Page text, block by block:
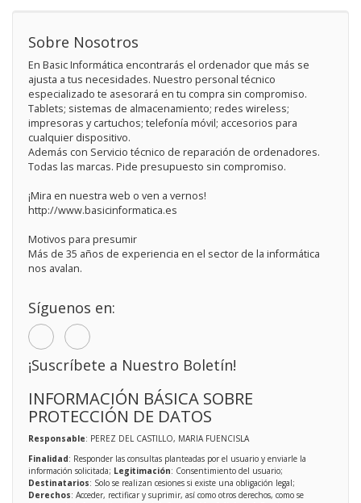
Sobre Nosotros
En Basic Informática encontrarás el ordenador que más se
ajusta a tus necesidades. Nuestro personal técnico
especializado te asesorará en tu compra sin compromiso.
Tablets; sistemas de almacenamiento; redes wireless;
impresoras y cartuchos; telefonía móvil; accesorios para
cualquier dispositivo.
Además con Servicio técnico de reparación de ordenadores.
Todas las marcas. Pide presupuesto sin compromiso.
¡Mira en nuestra web o ven a vernos!
http://www.basicinformatica.es
Motivos para presumir
Más de 35 años de experiencia en el sector de la informática
nos avalan.
Síguenos en:
¡Suscríbete a Nuestro Boletín!
INFORMACIÓN BÁSICA SOBRE
PROTECCIÓN DE DATOS
Responsable: PEREZ DEL CASTILLO, MARIA FUENCISLA
Finalidad: Responder las consultas planteadas por el usuario y enviarle la
información solicitada; Legitimación: Consentimiento del usuario;
Destinatarios: Solo se realizan cesiones si existe una obligación legal;
Derechos: Acceder, rectificar y suprimir, así como otros derechos, como se